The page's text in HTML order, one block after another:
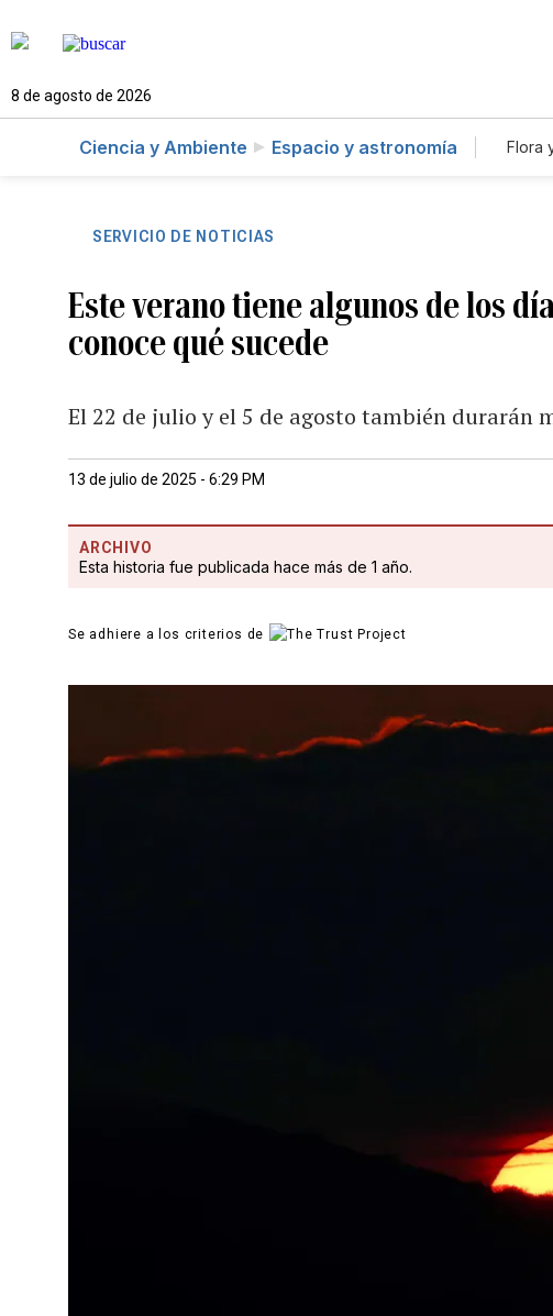
8 de agosto de 2026
Ciencia y Ambiente Espacio y astronomía Flora
SERVICIO DE NOTICIAS
Este verano tiene algunos de los
conoce qué sucede
El 22 de julio y el 5 de agosto también durarán
13 de julio de 2025 - 6:29 PM
ARCHIVO
Esta historia fue publicada hace más de 1 año.
Se adhiere a los criterios de